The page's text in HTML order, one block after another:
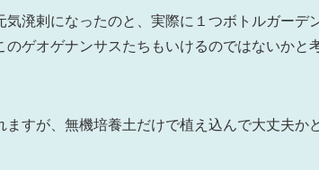
溌剌になったのと、実際に１つボトルガーデ
ゲオゲナンサスたちもいけるのではないかと
すが、無機培養土だけで植え込んで大丈夫か